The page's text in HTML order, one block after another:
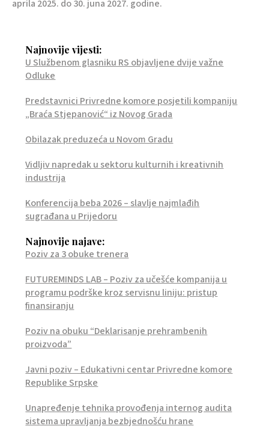
aprila 2025. do 30. juna 2027. godine.
Najnovije vijesti:
U Službenom glasniku RS objavljene dvije važne
Odluke
Predstavnici Privredne komore posjetili kompaniju
„Braća Stjepanović“ iz Novog Grada
Obilazak preduzeća u Novom Gradu
Vidljiv napredak u sektoru kulturnih i kreativnih
industrija
Konferencija beba 2026 – slavlje najmlađih
sugrađana u Prijedoru
Najnovije najave:
Poziv za 3 obuke trenera
FUTUREMINDS LAB – Poziv za učešće kompanija u
programu podrške kroz servisnu liniju: pristup
finansiranju
Poziv na obuku “Deklarisanje prehrambenih
proizvoda”
Javni poziv – Edukativni centar Privredne komore
Republike Srpske
Unapređenje tehnika provođenja internog audita
sistema upravljanja bezbjednošću hrane